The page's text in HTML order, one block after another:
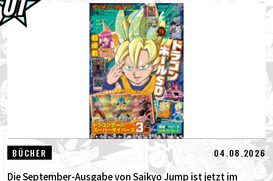
30.07.2026
DRAGON BALL: Funkelnd! ZEROs neuer,
bahnbrechender NEO- DLC ist da! Sieh...
30.07.2026
[Interview mit Hironobu Kageyama!]
DRAGON BALL: Sparking! Der Titel...
29.07.2026
[#101] Toyotarou versuchte zu zeichnen:
Eine bestimmte Figur, die gegen den...
BÜCHER 04.08.2026
Die September-Ausgabe von Saikyo Jump ist jetzt im